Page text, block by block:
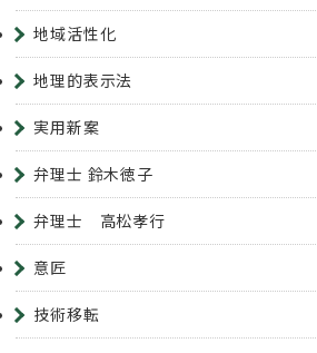
地域活性化
地理的表示法
実用新案
弁理士 鈴木徳子
弁理士 高松孝行
意匠
技術移転